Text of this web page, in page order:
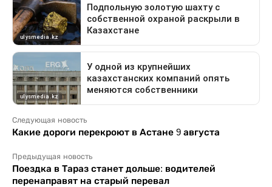
Следующая новость
Какие дороги перекроют в Астане 9 августа
Предыдущая новость
Поездка в Тараз станет дольше: водителей
перенаправят на старый перевал